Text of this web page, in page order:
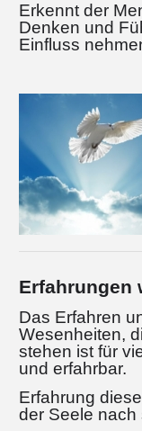
Erkennt der
Denken und
Einfluss
Erfahrungen
Das Erfahren
Wesenheiten,
stehen ist für
und erfahrbar.
Erfahrung
der Seele nach